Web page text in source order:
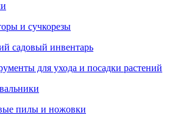
и сучкорезы
садовый инвентарь
для ухода и посадки растений
пилы и ножовки